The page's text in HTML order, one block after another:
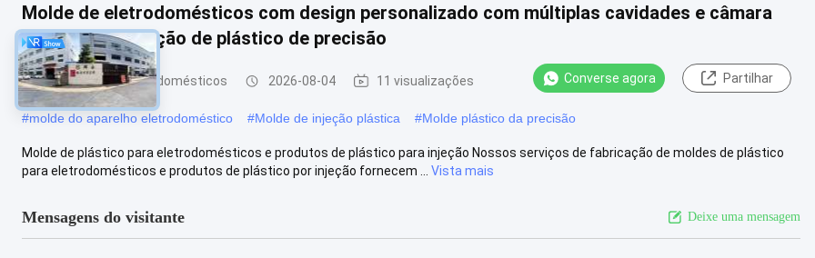
Molde de eletrodomésticos com design personalizado com múltiplas cavidades e câmara
quente para injeção de plástico de precisão
Molde de aparelhos domésticos 2026-08-04 11 visualizações Converse agora Partilhar
#molde do aparelho eletrodoméstico #Molde de injeção plástica #Molde plástico da precisão
Molde de plástico para eletrodomésticos e produtos de plástico para injeção Nossos serviços de fabricação de moldes de plástico
para eletrodomésticos e produtos de plástico por injeção fornecem ...
Vista mais
Mensagens do visitante Deixe uma mensagem